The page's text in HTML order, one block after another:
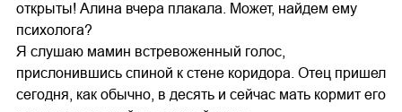
открыты! Алина вчера плакала. Может, найдем ему
психолога?
Я слушаю мамин встревоженный голос,
прислонившись спиной к стене коридора. Отец пришел
сегодня, как обычно, в десять и сейчас мать кормит его